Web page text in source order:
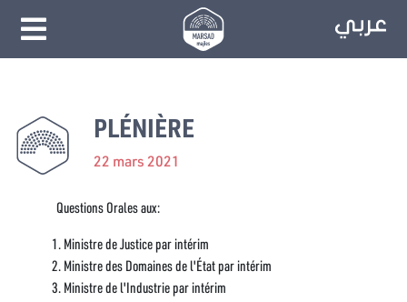
PLÉNIÈRE
22 mars 2021
Questions Orales aux:
Ministre de Justice par intérim
Ministre des Domaines de l'État par intérim
Ministre de l'Industrie par intérim